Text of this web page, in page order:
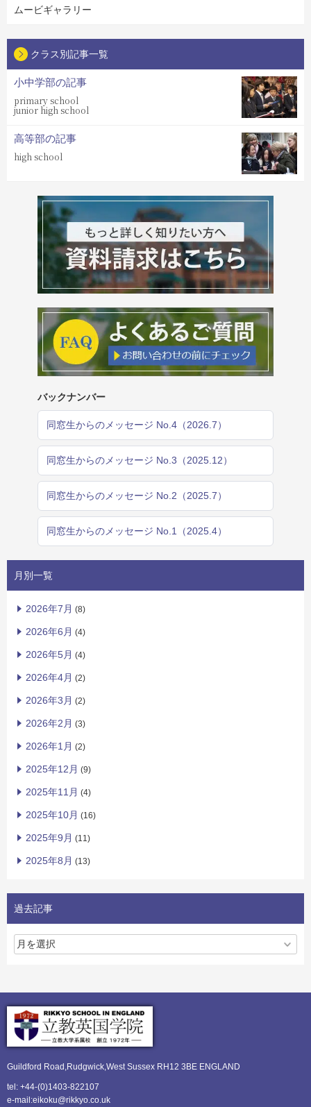
ムービギャラリー
クラス別記事一覧
小中学部の記事
primary school
junior high school
高等部の記事
high school
バックナンバー
同窓生からのメッセージ No.4（2026.7）
同窓生からのメッセージ No.3（2025.12）
同窓生からのメッセージ No.2（2025.7）
同窓生からのメッセージ No.1（2025.4）
月別一覧
2026年7月 (8)
2026年6月 (4)
2026年5月 (4)
2026年4月 (2)
2026年3月 (2)
2026年2月 (3)
2026年1月 (2)
2025年12月 (9)
2025年11月 (4)
2025年10月 (16)
2025年9月 (11)
2025年8月 (13)
過去記事
Guildford Road,Rudgwick,West Sussex RH12 3BE ENGLAND
tel: +44-(0)1403-822107
e-mail:eikoku@rikkyo.co.uk